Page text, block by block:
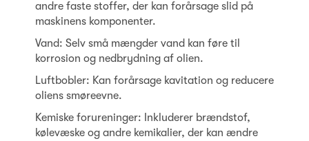
andre faste stoffer, der kan forårsage slid på
maskinens komponenter.
Vand: Selv små mængder vand kan føre til
korrosion og nedbrydning af olien.
Luftbobler: Kan forårsage kavitation og reducere
oliens smøreevne.
Kemiske forureninger: Inkluderer brændstof,
kølevæske og andre kemikalier, der kan ændre